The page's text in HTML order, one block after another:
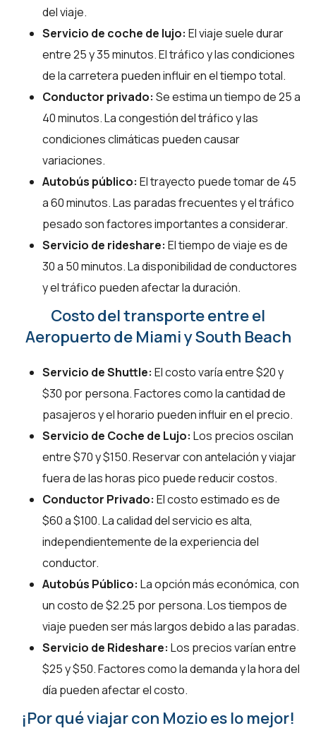
del viaje.
Servicio de coche de lujo: El viaje suele durar
entre 25 y 35 minutos. El tráfico y las condiciones
de la carretera pueden influir en el tiempo total.
Conductor privado: Se estima un tiempo de 25 a
40 minutos. La congestión del tráfico y las
condiciones climáticas pueden causar
variaciones.
Autobús público: El trayecto puede tomar de 45
a 60 minutos. Las paradas frecuentes y el tráfico
pesado son factores importantes a considerar.
Servicio de rideshare: El tiempo de viaje es de
30 a 50 minutos. La disponibilidad de conductores
y el tráfico pueden afectar la duración.
Costo del transporte entre el
Aeropuerto de Miami y South Beach
Servicio de Shuttle: El costo varía entre $20 y
$30 por persona. Factores como la cantidad de
pasajeros y el horario pueden influir en el precio.
Servicio de Coche de Lujo: Los precios oscilan
entre $70 y $150. Reservar con antelación y viajar
fuera de las horas pico puede reducir costos.
Conductor Privado: El costo estimado es de
$60 a $100. La calidad del servicio es alta,
independientemente de la experiencia del
conductor.
Autobús Público: La opción más económica, con
un costo de $2.25 por persona. Los tiempos de
viaje pueden ser más largos debido a las paradas.
Servicio de Rideshare: Los precios varían entre
$25 y $50. Factores como la demanda y la hora del
día pueden afectar el costo.
¡Por qué viajar con Mozio es lo mejor!